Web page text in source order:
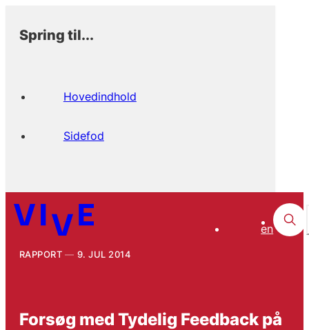
Spring til...
Hovedindhold
Sidefod
en
RAPPORT 9. JUL 2014
Forsøg med Tydelig Feedback på